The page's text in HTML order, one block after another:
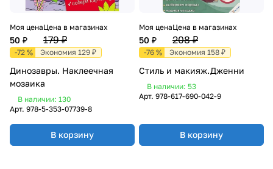
Моя цена
50 ₽
Цена в магазинах
179 ₽
-72 % Экономия 129 ₽
Динозавры. Наклеечная
мозаика
В наличии: 130
Арт. 978-5-353-07739-8
В корзину
Моя цена
50 ₽
Цена в магазинах
208 ₽
-76 % Экономия 158 ₽
Стиль и макияж.Дженни
В наличии: 53
Арт. 978-617-690-042-9
В корзину